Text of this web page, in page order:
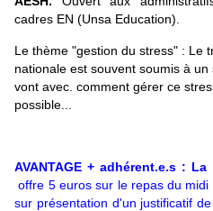
cadres EN (Unsa Education).
Le thème "gestion du stress" : Le
nationale est souvent soumis à
vont avec. comment gérer ce
possible...
AVANTAGE + adhérent.e.s :
offre 5 euros sur le repas du
sur présentation d'un justificatif de